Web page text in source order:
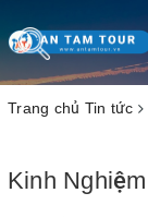
Toggle
navigation
Trang chủ Tin tức
Kinh